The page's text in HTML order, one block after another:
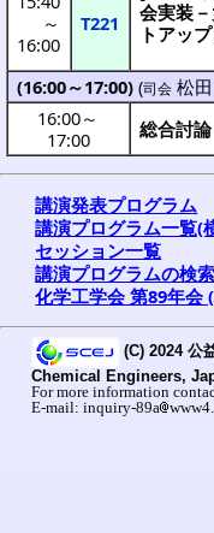
～
16:00
T221
会実装－
トアップ
(16:00～17:00)(司会 松
16:00～
17:00
総合討
講演発表プログラム
講演プログラム一覧(
セッション一覧
講演プログラムの検索
化学工学会 第89年会
(C) 2024 公
Chemical Engineers,
For more information
E-mail: inquiry-89a